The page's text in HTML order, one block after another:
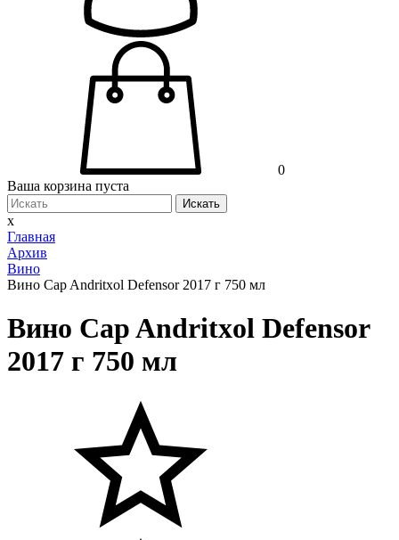
0
Ваша корзина пуста
Искать
x
Главная
Архив
Вино
Вино Cap Andritxol Defensor 2017 г 750 мл
Вино Cap Andritxol Defensor
2017 г 750 мл